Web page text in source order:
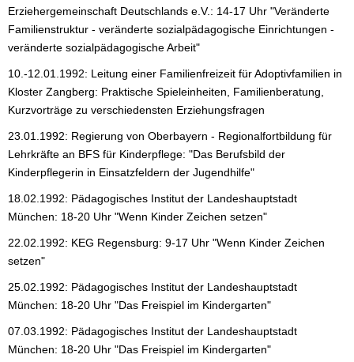
Erziehergemeinschaft Deutschlands e.V.: 14-17 Uhr "Veränderte
Familienstruktur - veränderte sozialpädagogische Einrichtungen -
veränderte sozialpädagogische Arbeit"
10.-12.01.1992: Leitung einer Familienfreizeit für Adoptivfamilien in
Kloster Zangberg: Praktische Spieleinheiten, Familienberatung,
Kurzvorträge zu verschiedensten Erziehungsfragen
23.01.1992: Regierung von Oberbayern - Regionalfortbildung für
Lehrkräfte an BFS für Kinderpflege: "Das Berufsbild der
Kinderpflegerin in Einsatzfeldern der Jugendhilfe"
18.02.1992: Pädagogisches Institut der Landeshauptstadt
München: 18-20 Uhr "Wenn Kinder Zeichen setzen"
22.02.1992: KEG Regensburg: 9-17 Uhr "Wenn Kinder Zeichen
setzen"
25.02.1992: Pädagogisches Institut der Landeshauptstadt
München: 18-20 Uhr "Das Freispiel im Kindergarten"
07.03.1992: Pädagogisches Institut der Landeshauptstadt
München: 18-20 Uhr "Das Freispiel im Kindergarten"